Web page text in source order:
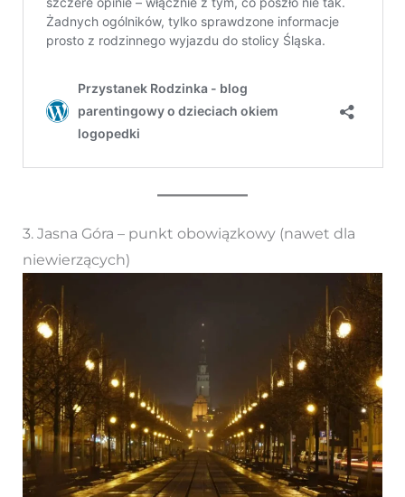
3. Jasna Góra – punkt obowiązkowy (nawet dla
niewierzących)